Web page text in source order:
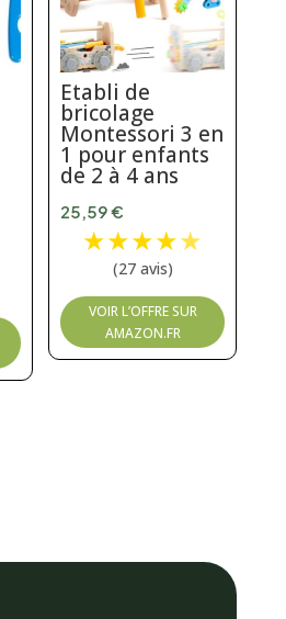
Etabli de
bricolage
Montessori 3 en
1 pour enfants
de 2 à 4 ans
25,59€
★★★★★
(27 avis)
VOIR L’OFFRE SUR
AMAZON.FR